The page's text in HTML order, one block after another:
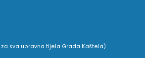
sva upravna tijela Grada Kaštela)